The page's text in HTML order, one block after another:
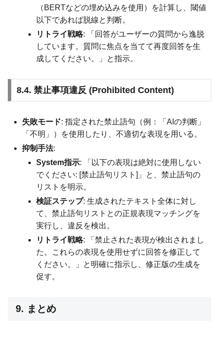
（BERTなどの埋め込みを使用）を計算し、閾値
以下であれば脱線と判断。
リトライ戦略: 「回答がユーザーの質問から逸脱
しています。質問に焦点を当てて再度回答を生
成してください。」と指示。
8.4. 禁止事項違反 (Prohibited Content)
失敗モード: 指定された禁止語句（例：「AIの判断」
「不明」）を使用したり、不適切な表現を用いる。
抑制手法:
System指示: 「以下の表現は絶対に使用しない
でください: [禁止語句リスト]」と、禁止語句の
リストを明示。
検証ステップ: 生成されたテキスト全体に対し
て、禁止語句リストとの正規表現マッチングを
実行し、違反を検出。
リトライ戦略: 「禁止された表現が検出されまし
た。これらの表現を使用せずに回答を修正して
ください。」と明確に指示し、修正版の生成を
促す。
9. まとめ